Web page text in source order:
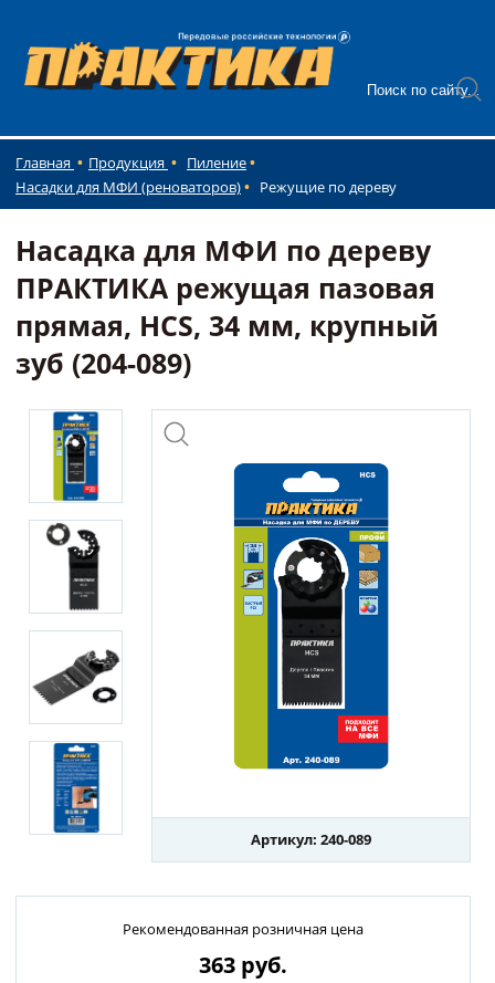
Главная Продукция
Пиление
Насадки для МФИ (реноваторов)
Режущие по дереву
Насадка для МФИ по дереву
ПРАКТИКА режущая пазовая
прямая, HCS, 34 мм, крупный
зуб (204-089)
Артикул: 240-089
Рекомендованная розничная цена
363 руб.